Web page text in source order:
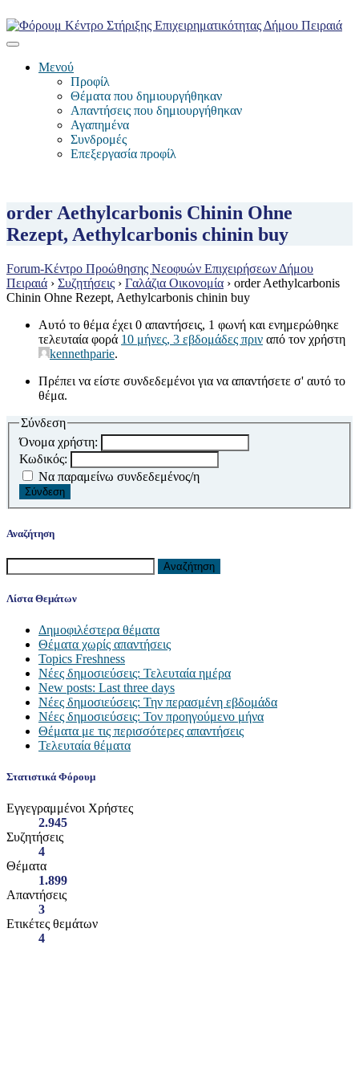
Μενού
Προφίλ
Θέματα που δημιουργήθηκαν
Απαντήσεις που δημιουργήθηκαν
Αγαπημένα
Συνδρομές
Επεξεργασία προφίλ
order Aethylcarbonis Chinin Ohne
Rezept, Aethylcarbonis chinin buy
Forum-Κέντρο Προώθησης Νεοφυών Επιχειρήσεων Δήμου
Πειραιά › Συζητήσεις › Γαλάζια Οικονομία › order Aethylcarbonis
Chinin Ohne Rezept, Aethylcarbonis chinin buy
Αυτό το θέμα έχει 0 απαντήσεις, 1 φωνή και ενημερώθηκε
τελευταία φορά 10 μήνες, 3 εβδομάδες πριν από τον χρήστη
kennethparie.
Πρέπει να είστε συνδεδεμένοι για να απαντήσετε σ' αυτό το
θέμα.
Σύνδεση
Όνομα χρήστη:
Κωδικός:
Να παραμείνω συνδεδεμένος/η
Σύνδεση
Αναζήτηση
Λίστα Θεμάτων
Δημοφιλέστερα θέματα
Θέματα χωρίς απαντήσεις
Topics Freshness
Νέες δημοσιεύσεις: Τελευταία ημέρα
New posts: Last three days
Νέες δημοσιεύσεις: Την περασμένη εβδομάδα
Νέες δημοσιεύσεις: Τον προηγούμενο μήνα
Θέματα με τις περισσότερες απαντήσεις
Τελευταία θέματα
Στατιστικά Φόρουμ
Εγγεγραμμένοι Χρήστες
2.945
Συζητήσεις
4
Θέματα
1.899
Απαντήσεις
3
Ετικέτες θεμάτων
4